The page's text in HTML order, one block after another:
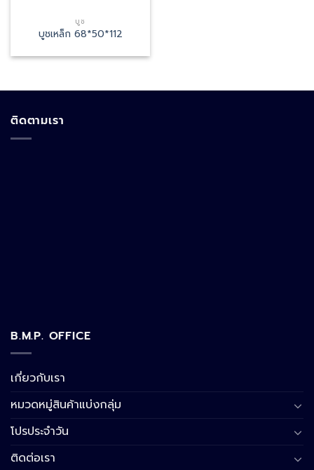
บูช
บูชเหล็ก 68*50*112
ติดตามเรา
B.M.P. OFFICE
เกี่ยวกับเรา
หมวดหมู่สินค้าแบ่งกลุ่ม
โปรประจำวัน
ติดต่อเรา